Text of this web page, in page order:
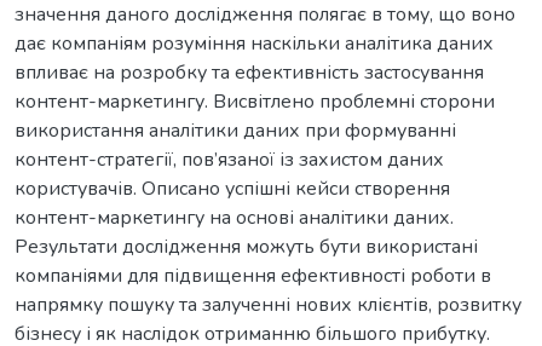
значення даного дослідження полягає в тому, що воно
дає компаніям розуміння наскільки аналітика даних
впливає на розробку та ефективність застосування
контент-маркетингу. Висвітлено проблемні сторони
використання аналітики даних при формуванні
контент-стратегії, пов’язаної із захистом даних
користувачів. Описано успішні кейси створення
контент-маркетингу на основі аналітики даних.
Результати дослідження можуть бути використані
компаніями для підвищення ефективності роботи в
напрямку пошуку та залученні нових клієнтів, розвитку
бізнесу і як наслідок отриманню більшого прибутку.